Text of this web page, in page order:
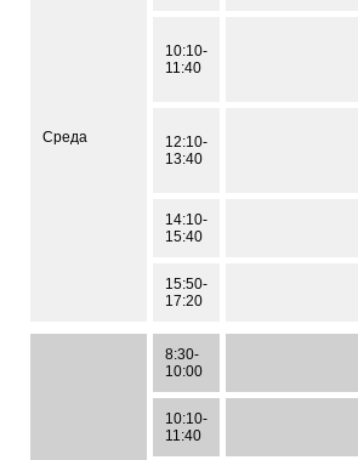
Среда
10:10-
11:40
12:10-
13:40
14:10-
15:40
15:50-
17:20
8:30-
10:00
10:10-
11:40